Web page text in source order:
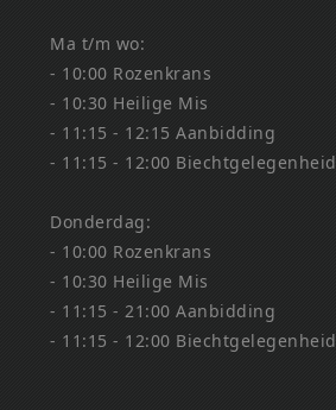
Ma t/m wo:
- 10:00 Rozenkrans
- 10:30 Heilige Mis
- 11:15 - 12:15 Aanbidding
- 11:15 - 12:00 Biechtgelegenheid
Donderdag:
- 10:00 Rozenkrans
- 10:30 Heilige Mis
- 11:15 - 21:00 Aanbidding
- 11:15 - 12:00 Biechtgelegenheid